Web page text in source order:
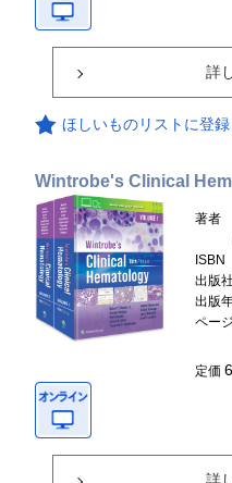
詳
ほしいものリストに登録
Wintrobe's Clinical
著者
ISBN
出版社
出版
ペー
定価